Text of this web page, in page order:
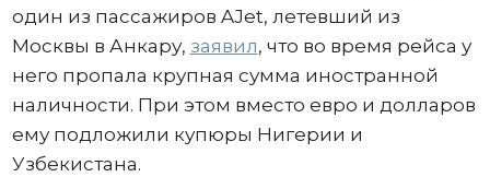
один из пассажиров AJet, летевший из
Москвы в Анкару, заявил, что во время рейса у
него пропала крупная сумма иностранной
наличности. При этом вместо евро и долларов
ему подложили купюры Нигерии и
Узбекистана.